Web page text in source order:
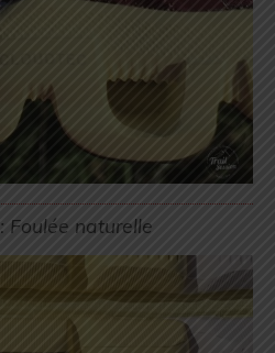
: Foulée naturelle